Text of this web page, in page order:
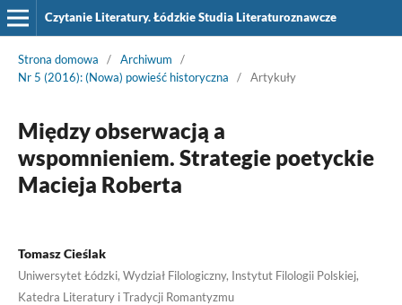
Czytanie Literatury. Łódzkie Studia Literaturoznawcze
Strona domowa / Archiwum
/
Nr 5 (2016): (Nowa) powieść historyczna
/ Artykuły
Między obserwacją a
wspomnieniem. Strategie poetyckie
Macieja Roberta
Tomasz Cieślak
Uniwersytet Łódzki, Wydział Filologiczny, Instytut Filologii Polskiej,
Katedra Literatury i Tradycji Romantyzmu